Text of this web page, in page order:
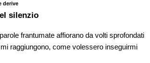
derive
silenzio
frantumate affiorano da volti sprofondati
raggiungono, come volessero inseguirmi